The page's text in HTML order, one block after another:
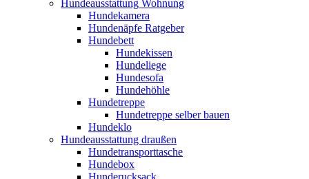
Hundeausstattung Wohnung
Hundekamera
Hundenäpfe Ratgeber
Hundebett
Hundekissen
Hundeliege
Hundesofa
Hundehöhle
Hundetreppe
Hundetreppe selber bauen
Hundeklo
Hundeausstattung draußen
Hundetransporttasche
Hundebox
Hunderucksack